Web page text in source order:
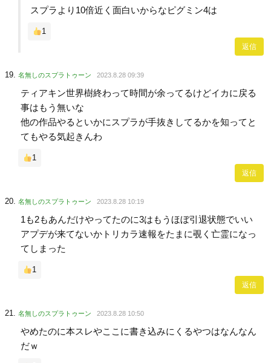
スプラより10倍近く面白いからなピグミン4は
1
返信
名無しのスプラトゥーン 2023.8.28 09:39
ティアキン世界樹終わって時間が余ってるけどイカに戻る
事はもう無いな
他の作品やるといかにスプラが手抜きしてるかを知ってと
てもやる気起きんわ
1
返信
名無しのスプラトゥーン 2023.8.28 10:19
1も2もあんだけやってたのに3はもうほぼ引退状態でいい
アプデが来てないかトリカラ速報をたまに覗く亡霊になっ
てしまった
1
返信
名無しのスプラトゥーン 2023.8.28 10:50
やめたのに本スレやここに書き込みにくるやつはなんなん
だｗ